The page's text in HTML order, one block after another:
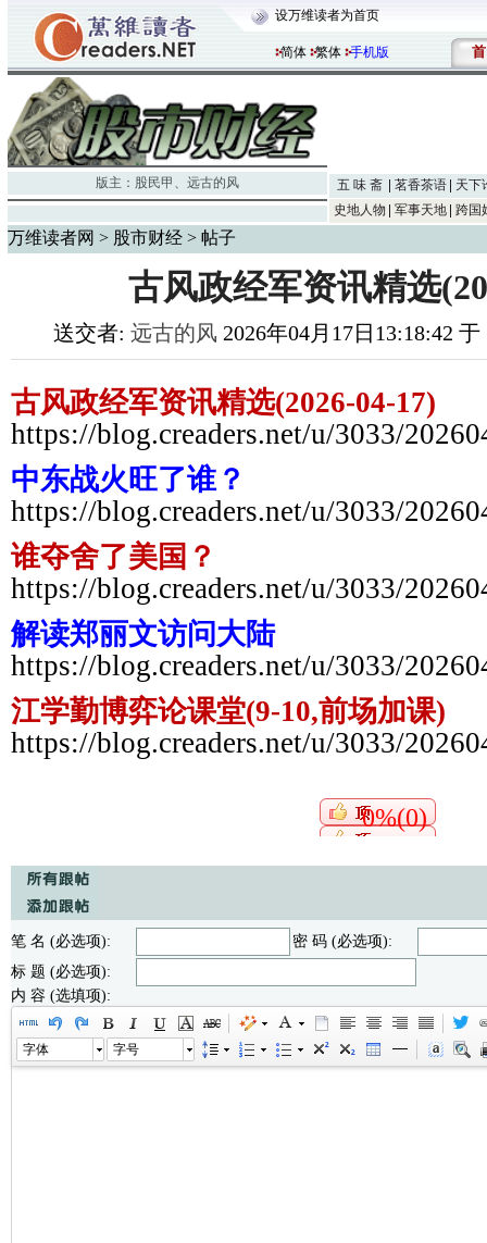
设万维读者为首页
简体 繁体 手机版 首
版主： 股民甲 、 远古的风 五 味 斋 茗香茶语
天下
史地人物
军事天地 跨国
万维读者网 > 股市财经 > 帖子
古风政经军资讯精选
送交者: 远古的风 2026年04月17日13:18:42
古风政经军资讯精选(2026-04-17)
https://blog.creaders.net/u/3033/
中东战火旺了谁？
https://blog.creaders.net/u/3033/
谁夺舍了美国？
https://blog.creaders.net/u/3033/
解读郑丽文访问大陆
https://blog.creaders.net/u/3033/
江学勤博弈论课堂(9-10,前场加课)
https://blog.creaders.net/u/3033/
0%(0)
笔 名 (必选项):
密 码 (必选项):
标 题 (必选项):
内 容 (选填项):
字体 字号